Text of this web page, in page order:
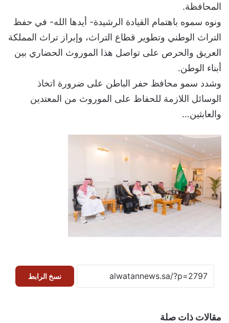
المحافظة.
ونوه سموه باهتمام القيادة الرشيدة- أيدها الله- في حفظ
التراث الوطني وتطوير قطاع التراث، وإبراز تراث المملكة
العريق والحرص على تواصل هذا الموروث الحضاري بين
أبناء الوطن.
وشدد سمو محافظ حفر الباطن على ضرورة اتخاذ
الوسائل اللازمة للحفاظ على الموروث من المعتدين
والعابثين…
نسخ الرابط
مقالات ذات صلة